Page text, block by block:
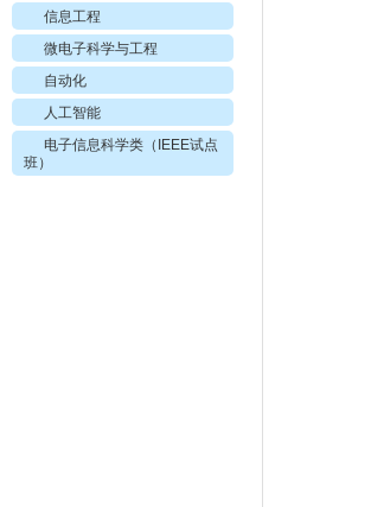
信息工程
微电子科学与工程
自动化
人工智能
电子信息科学类（IEEE试点
班）